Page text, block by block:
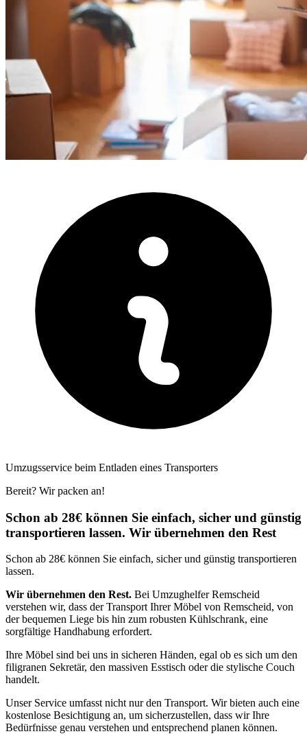
Umzugsservice beim Entladen eines Transporters
Bereit? Wir packen an!
Schon ab 28€ können Sie einfach, sicher und günstig
transportieren lassen. Wir übernehmen den Rest
Schon ab 28€ können Sie einfach, sicher und günstig transportieren
lassen.
Wir übernehmen den Rest. Bei Umzughelfer Remscheid
verstehen wir, dass der Transport Ihrer Möbel von Remscheid, von
der bequemen Liege bis hin zum robusten Kühlschrank, eine
sorgfältige Handhabung erfordert.
Ihre Möbel sind bei uns in sicheren Händen, egal ob es sich um den
filigranen Sekretär, den massiven Esstisch oder die stylische Couch
handelt.
Unser Service umfasst nicht nur den Transport. Wir bieten auch eine
kostenlose Besichtigung an, um sicherzustellen, dass wir Ihre
Bedürfnisse genau verstehen und entsprechend planen können.